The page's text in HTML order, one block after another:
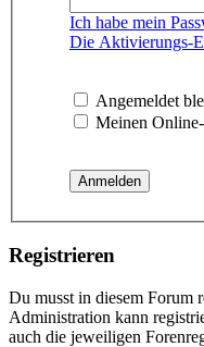
Ich habe mein
Die Aktivierungs-
Angemeldet
Meinen
Registrieren
Du musst in diesem Forum
Administration kann
auch die jeweiligen